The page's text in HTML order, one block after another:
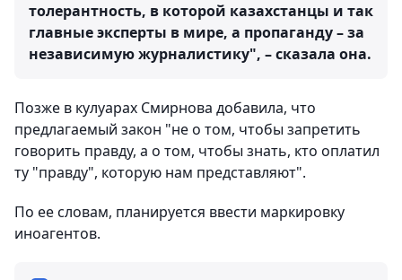
толерантность, в которой казахстанцы и так
главные эксперты в мире, а пропаганду – за
независимую журналистику", – сказала она.
Позже в кулуарах Смирнова добавила, что
предлагаемый закон "не о том, чтобы запретить
говорить правду, а о том, чтобы знать, кто оплатил
ту "правду", которую нам представляют".
По ее словам, планируется ввести маркировку
иноагентов.